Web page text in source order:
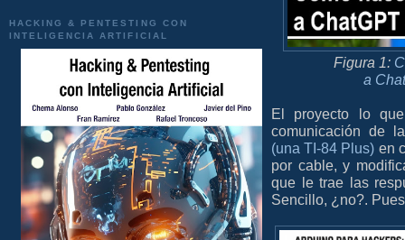
HACKING & PENTESTING CON
INTELIGENCIA ARTIFICIAL
Figura 1:
a
El proyecto lo
comunicación de
(una TI-84 Plus) en
por cable, y
que le trae las
Sencillo, ¿no?.